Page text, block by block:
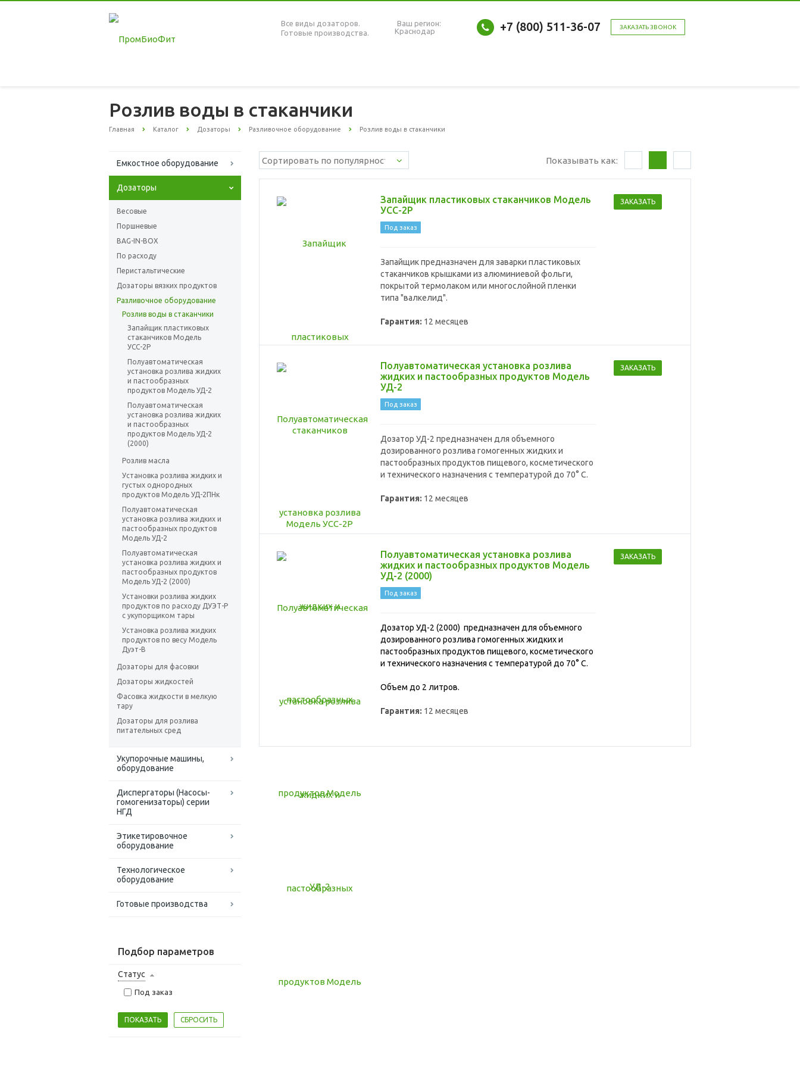
Все виды дозаторов.
Готовые производства.
Ваш регион:
Краснодар
ЗАКАЗАТЬ ЗВОНОК
+7 (800) 511-36-07
Розлив воды в стаканчики
Главная Каталог Дозаторы Разливочное оборудование Розлив воды в стаканчики
Емкостное оборудование
Дозаторы
Весовые
Поршневые
BAG-IN-BOX
По расходу
Перистальтические
Дозаторы вязких продуктов
Разливочное оборудование
Розлив воды в стаканчики
Запайщик пластиковых
стаканчиков Модель
УСС-2Р
Полуавтоматическая
установка розлива жидких
и пастообразных
продуктов Модель УД-2
Полуавтоматическая
установка розлива жидких
и пастообразных
продуктов Модель УД-2
(2000)
Розлив масла
Установка розлива жидких и
густых однородных
продуктов Модель УД-2ПНк
Полуавтоматическая
установка розлива жидких и
пастообразных продуктов
Модель УД-2
Полуавтоматическая
установка розлива жидких и
пастообразных продуктов
Модель УД-2 (2000)
Установки розлива жидких
продуктов по расходу ДУЭТ-Р
с укупорщиком тары
Установка розлива жидких
продуктов по весу Модель
Дуэт-В
Дозаторы для фасовки
Дозаторы жидкостей
Фасовка жидкости в мелкую
тару
Дозаторы для розлива
питательных сред
Укупорочные машины,
оборудование
Диспергаторы (Насосы-
гомогенизаторы) серии
НГД
Этикетировочное
оборудование
Технологическое
оборудование
Готовые производства
Подбор параметров
Статус
Под заказ
Показывать как:
Запайщик пластиковых стаканчиков Модель
УСС-2Р
Под заказ
Запайщик предназначен для заварки пластиковых
стаканчиков крышками из алюминиевой фольги,
покрытой термолаком или многослойной пленки
типа "валкелид".
Гарантия: 12 месяцев
ЗАКАЗАТЬ
Полуавтоматическая установка розлива
жидких и пастообразных продуктов Модель
УД-2
Под заказ
Дозатор УД-2 предназначен для объемного
дозированного розлива гомогенных жидких и
пастообразных продуктов пищевого, косметического
и технического назначения с температурой до 70° С.
Гарантия: 12 месяцев
ЗАКАЗАТЬ
Полуавтоматическая установка розлива
жидких и пастообразных продуктов Модель
УД-2 (2000)
Под заказ
Дозатор УД-2 (2000) предназначен для объемного
дозированного розлива гомогенных жидких и
пастообразных продуктов пищевого, косметического
и технического назначения с температурой до 70° С.
Объем до 2 литров.
Гарантия: 12 месяцев
ЗАКАЗАТЬ